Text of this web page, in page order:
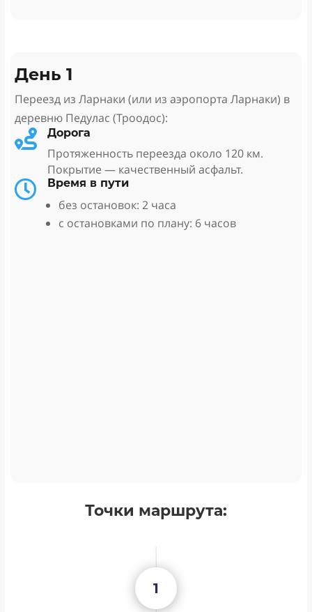
День 1
Переезд из Ларнаки (или из аэропорта Ларнаки) в
деревню Педулас (Троодос):
 Дорога
Протяженность переезда около 120 км.
Покрытие — качественный асфальт.
 Время в пути
без остановок: 2 часа
с остановками по плану: 6 часов
Точки маршрута:
1